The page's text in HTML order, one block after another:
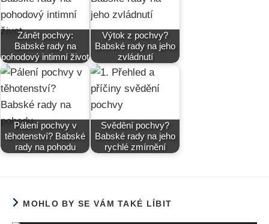
Zánět pochvy:
Babské rady na
pohodový intimní život
Výtok z pochvy?
Babské rady na jeho
zvládnutí
Pálení pochvy v
těhotenství? Babské
rady na pohodu
Svědění pochvy?
Babské rady na jeho
rychlé zmírnění
MOHLO BY SE VÁM TAKÉ LÍBIT